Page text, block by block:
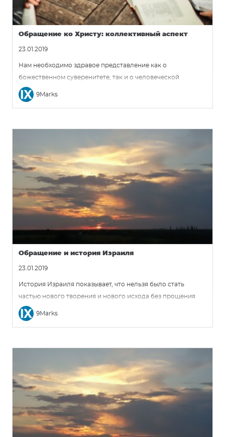
Обращение ко Христу: коллективный аспект
23.01.2019
Нам необходимо здравое представление как о
божественном суверенитете, так и о человеческой
ответственности; как о покаянии, так и о вере.
Несбалансированность здесь приведет к
9Marks
Обращение и история Израиля
23.01.2019
История Израиля показывает, что нельзя было стать
частью нового творения и нового исхода без прощения
грехов и обрезанного сердца. Обетования, данные
Аврааму, не осуществились из-за греха и мятежа Израиля.
учит, что такое прощение будет дано через Страдающего
Слугу из Исаии 53. Но Израиль также нуждался в
сверхъестественной работе Святого Духа, чтобы спастись;
он нуждался в обращении. Обращение имеет
основополагающее значение для истории Израиля,
поскольку без обращения Израиль никогда не обретет
9Marks